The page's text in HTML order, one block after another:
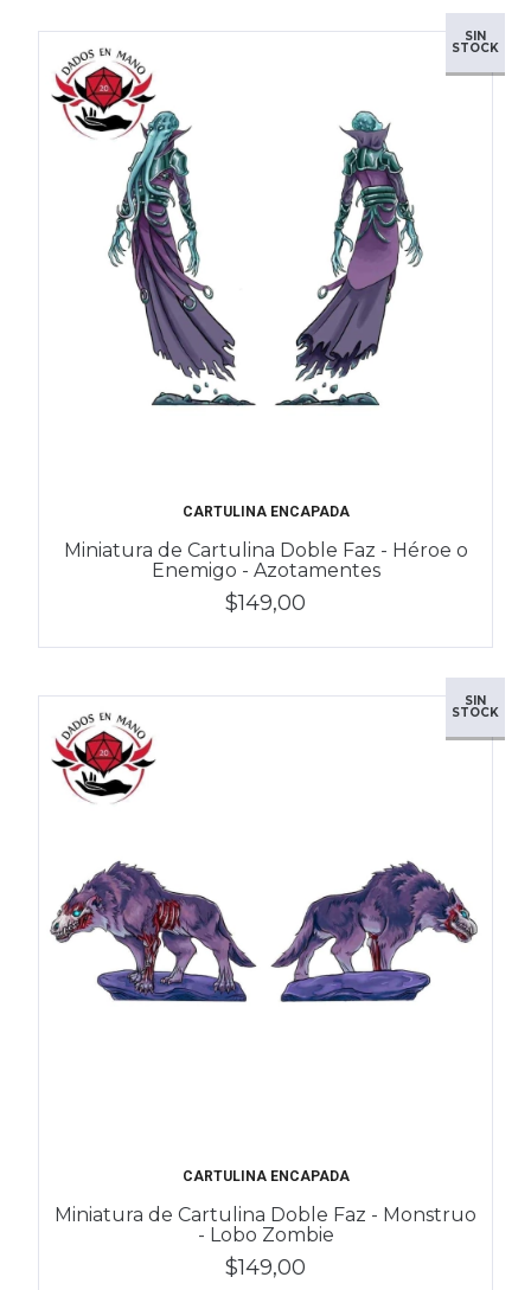
SIN
STOCK
CARTULINA ENCAPADA
Miniatura de Cartulina Doble Faz - Héroe o
Enemigo - Azotamentes
$149,00
SIN
STOCK
CARTULINA ENCAPADA
Miniatura de Cartulina Doble Faz - Monstruo
- Lobo Zombie
$149,00